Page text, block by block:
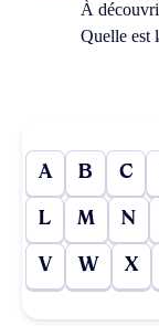
À
Quelle est
A B C
L M N
V W X